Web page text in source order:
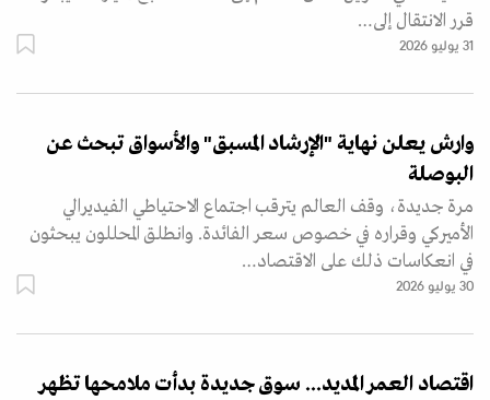
قرر الانتقال إلى…
31 يوليو 2026
وارش يعلن نهاية "الإرشاد المسبق" والأسواق تبحث عن
البوصلة
مرة جديدة، وقف العالم يترقب اجتماع الاحتياطي الفيديرالي
الأميركي وقراره في خصوص سعر الفائدة. وانطلق المحللون يبحثون
في انعكاسات ذلك على الاقتصاد…
30 يوليو 2026
اقتصاد العمر المديد... سوق جديدة بدأت ملامحها تظهر